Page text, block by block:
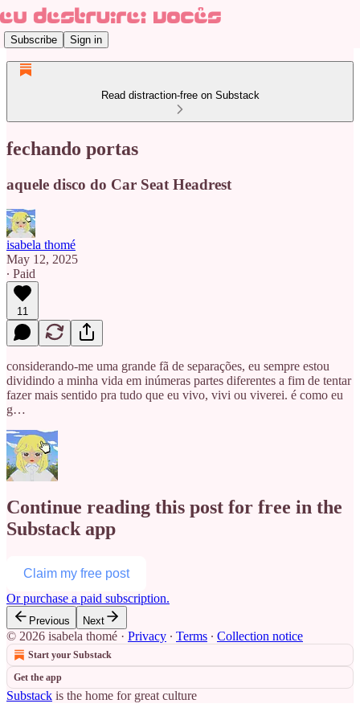
Subscribe Sign in
Read distraction-free on Substack
fechando portas
aquele disco do Car Seat Headrest
isabela thomé
May 12, 2025
∙ Paid
11
considerando-me uma grande fã de separações, eu sempre estou
dividindo a minha vida em inúmeras partes diferentes a fim de tentar
fazer mais sentido pra tudo que eu vivo, vivi ou viverei. é como eu
g…
Continue reading this post for free in the
Substack app
Claim my free post
Or purchase a paid subscription.
Previous Next
© 2026 isabela thomé · Privacy ∙ Terms ∙ Collection notice
Start your Substack
Get the app
Substack is the home for great culture